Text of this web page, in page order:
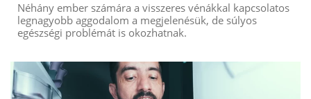
Néhány ember számára a visszeres vénákkal kapcsolatos
legnagyobb aggodalom a megjelenésük, de súlyos
egészségi problémát is okozhatnak.